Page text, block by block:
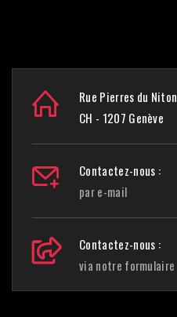
Rue Pierres du Niton
CH - 1207 Genève
Contactez-nous :
par e-mail
Contactez-nous :
via notre formulaire